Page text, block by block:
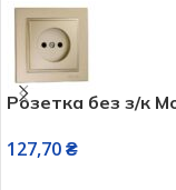
Розетка без з/к
127,70₴